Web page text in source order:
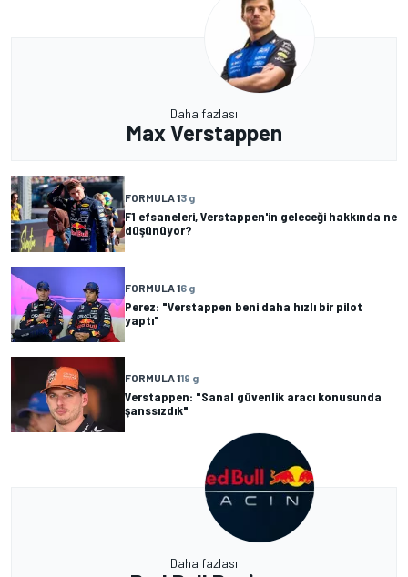
Daha fazlası
Max Verstappen
FORMULA 13 g
F1 efsaneleri, Verstappen'in geleceği hakkında ne
düşünüyor?
FORMULA 16 g
Perez: "Verstappen beni daha hızlı bir pilot
yaptı"
FORMULA 119 g
Verstappen: "Sanal güvenlik aracı konusunda
şanssızdık"
Daha fazlası